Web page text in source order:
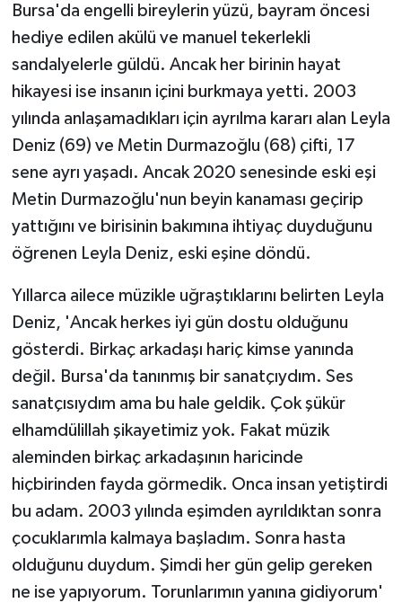
Bursa'da engelli bireylerin yüzü, bayram öncesi
hediye edilen akülü ve manuel tekerlekli
sandalyelerle güldü. Ancak her birinin hayat
hikayesi ise insanın içini burkmaya yetti. 2003
yılında anlaşamadıkları için ayrılma kararı alan Leyla
Deniz (69) ve Metin Durmazoğlu (68) çifti, 17
sene ayrı yaşadı. Ancak 2020 senesinde eski eşi
Metin Durmazoğlu'nun beyin kanaması geçirip
yattığını ve birisinin bakımına ihtiyaç duyduğunu
öğrenen Leyla Deniz, eski eşine döndü.
Yıllarca ailece müzikle uğraştıklarını belirten Leyla
Deniz, 'Ancak herkes iyi gün dostu olduğunu
gösterdi. Birkaç arkadaşı hariç kimse yanında
değil. Bursa'da tanınmış bir sanatçıydım. Ses
sanatçısıydım ama bu hale geldik. Çok şükür
elhamdülillah şikayetimiz yok. Fakat müzik
aleminden birkaç arkadaşının haricinde
hiçbirinden fayda görmedik. Onca insan yetiştirdi
bu adam. 2003 yılında eşimden ayrıldıktan sonra
çocuklarımla kalmaya başladım. Sonra hasta
olduğunu duydum. Şimdi her gün gelip gereken
ne ise yapıyorum. Torunlarımın yanına gidiyorum'
KÜLTÜR SANAT
MAGAZİN
POLİTİKA
Sağlık
SİYASET
SPOR HABERLERİ
TEKNOLOJİ
Turizm
ÜLKE GÜNDEMİ
YEREL
Yerel Haberler